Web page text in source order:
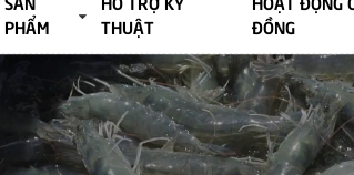
PHẨM
THUẬT
ĐỒNG